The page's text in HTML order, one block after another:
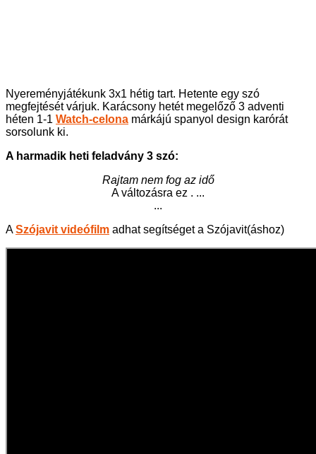
Nyereményjátékunk 3x1 hétig tart. Hetente egy szó
megfejtését várjuk. Karácsony hetét megelőző 3 adventi
héten 1-1 Watch-celona márkájú spanyol design karórát
sorsolunk ki.
A harmadik heti feladvány 3 szó:
Rajtam nem fog az idő
A változásra ez . ...
...
ASzójavit videófilm adhat segítséget a Szójavit(áshoz)